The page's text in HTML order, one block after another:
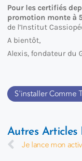
Pour les certifiés
promotion monte à
de l’Institut
A bientôt,
Alexis, fondateur du
S'installer Comme
Autres Articles